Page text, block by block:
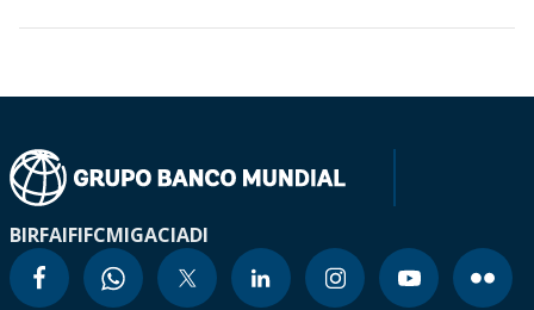
BIRFAIFIFCMIGACIADI